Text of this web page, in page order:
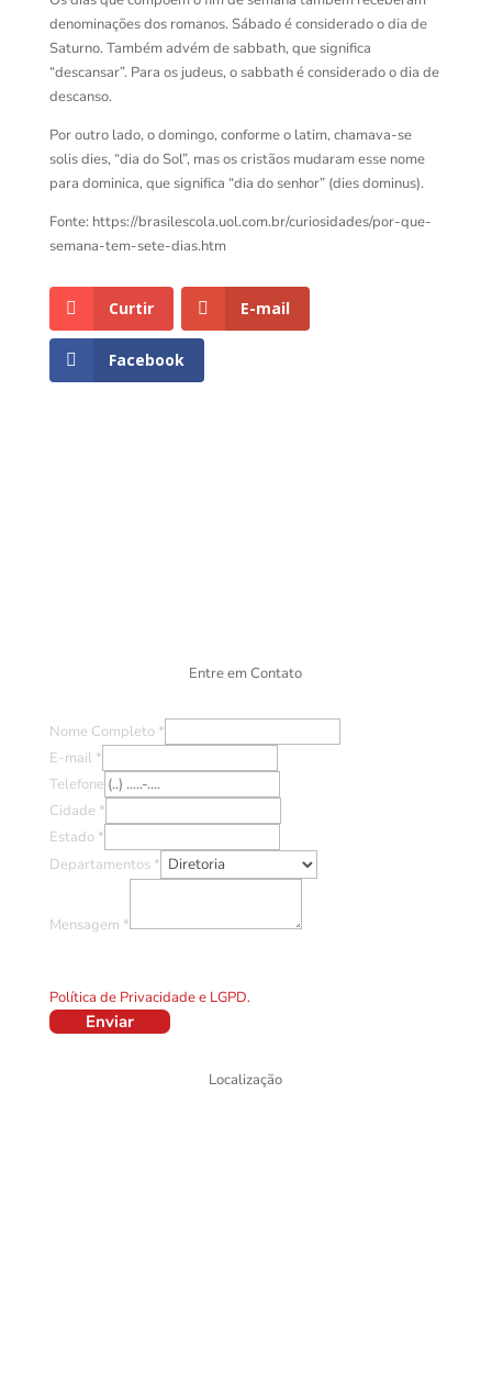
denominações dos romanos. Sábado é considerado o dia de
Saturno. Também advém de sabbath, que significa
“descansar”. Para os judeus, o sabbath é considerado o dia de
descanso.
Por outro lado, o domingo, conforme o latim, chamava-se
solis dies, “dia do Sol”, mas os cristãos mudaram esse nome
para dominica, que significa “dia do senhor” (dies dominus).
Fonte: https://brasilescola.uol.com.br/curiosidades/por-que-
semana-tem-sete-dias.htm
Curtir E-mail
Facebook
Entre em Contato
Nome Completo *
E-mail *
Telefone
Cidade *
Estado *
Departamentos *
Mensagem *
Política de Privacidade e LGPD.
Enviar
Localização